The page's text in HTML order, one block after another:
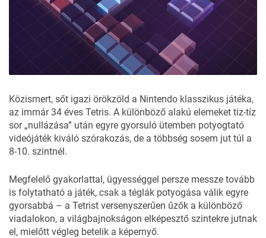
Közismert, sőt igazi örökzöld a Nintendo klasszikus játéka,
az immár 34 éves Tetris. A különböző alakú elemeket tíz-tíz
sor „nullázása” után egyre gyorsuló ütemben potyogtató
videójáték kiváló szórakozás, de a többség sosem jut túl a
8-10. szintnél.
Megfelelő gyakorlattal, ügyességgel persze messze tovább
is folytatható a játék, csak a téglák potyogása válik egyre
gyorsabbá – a Tetrist versenyszerűen űzők a különböző
viadalokon, a világbajnokságon elképesztő szintekre jutnak
el, mielőtt végleg betelik a képernyő.